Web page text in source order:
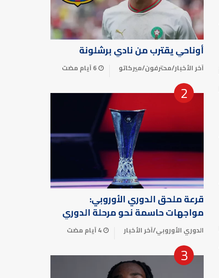
أوناحي يقترب من نادي برشلونة
آخر الأخبار/محترفون/ميركاتو 6 أيام مضت
قرعة ملحق الدوري الأوروبي:
مواجهات حاسمة نحو مرحلة الدوري
الدوري الأوروبي/آخر الأخبار 4 أيام مضت